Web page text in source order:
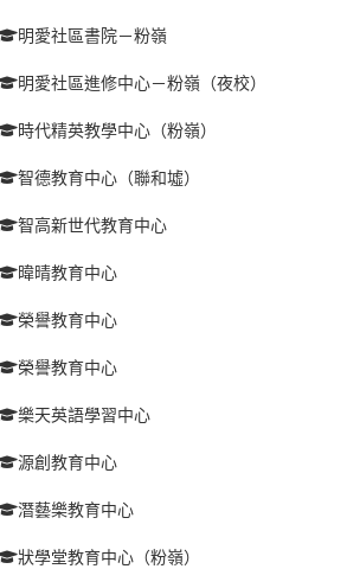
明愛社區書院－粉嶺
明愛社區進修中心－粉嶺（夜校）
時代精英教學中心（粉嶺）
智德教育中心（聯和墟）
智高新世代教育中心
暐晴教育中心
榮譽教育中心
榮譽教育中心
樂天英語學習中心
源創教育中心
潛藝樂教育中心
狀學堂教育中心（粉嶺）